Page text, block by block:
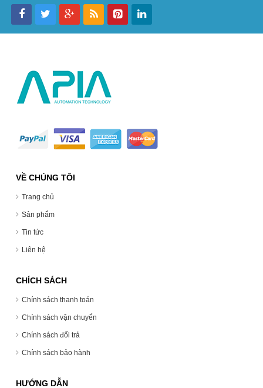
VỀ CHÚNG TÔI
Trang chủ
Sản phẩm
Tin tức
Liên hệ
CHÍCH SÁCH
Chính sách thanh toán
Chính sách vận chuyển
Chính sách đổi trả
Chính sách bảo hành
HƯỚNG DẪN